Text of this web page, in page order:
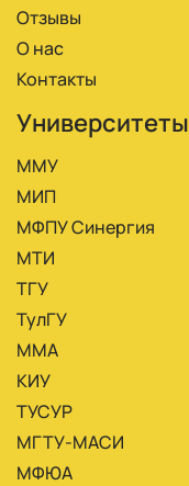
Отзывы
О нас
Контакты
Университеты
ММУ
МИП
МФПУ Синергия
МТИ
ТГУ
ТулГУ
ММА
КИУ
ТУСУР
МГТУ-МАСИ
МФЮА